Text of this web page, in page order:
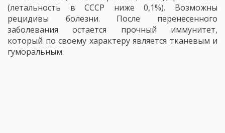
(летальность в СССР ниже 0,1%). Возможны
рецидивы болезни. После перенесенного
заболевания остается прочный иммунитет,
который по своему характеру является тканевым и
гуморальным.